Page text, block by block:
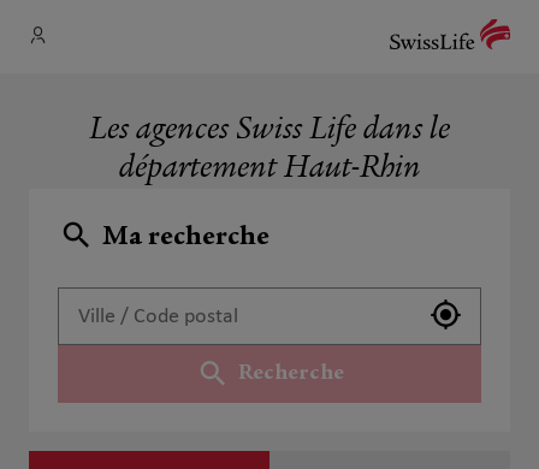
Les agences Swiss Life dans le
département Haut-Rhin
Ma recherche
Utiliser
Recherche